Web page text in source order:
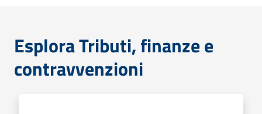
Esplora Tributi, finanze e
contravvenzioni